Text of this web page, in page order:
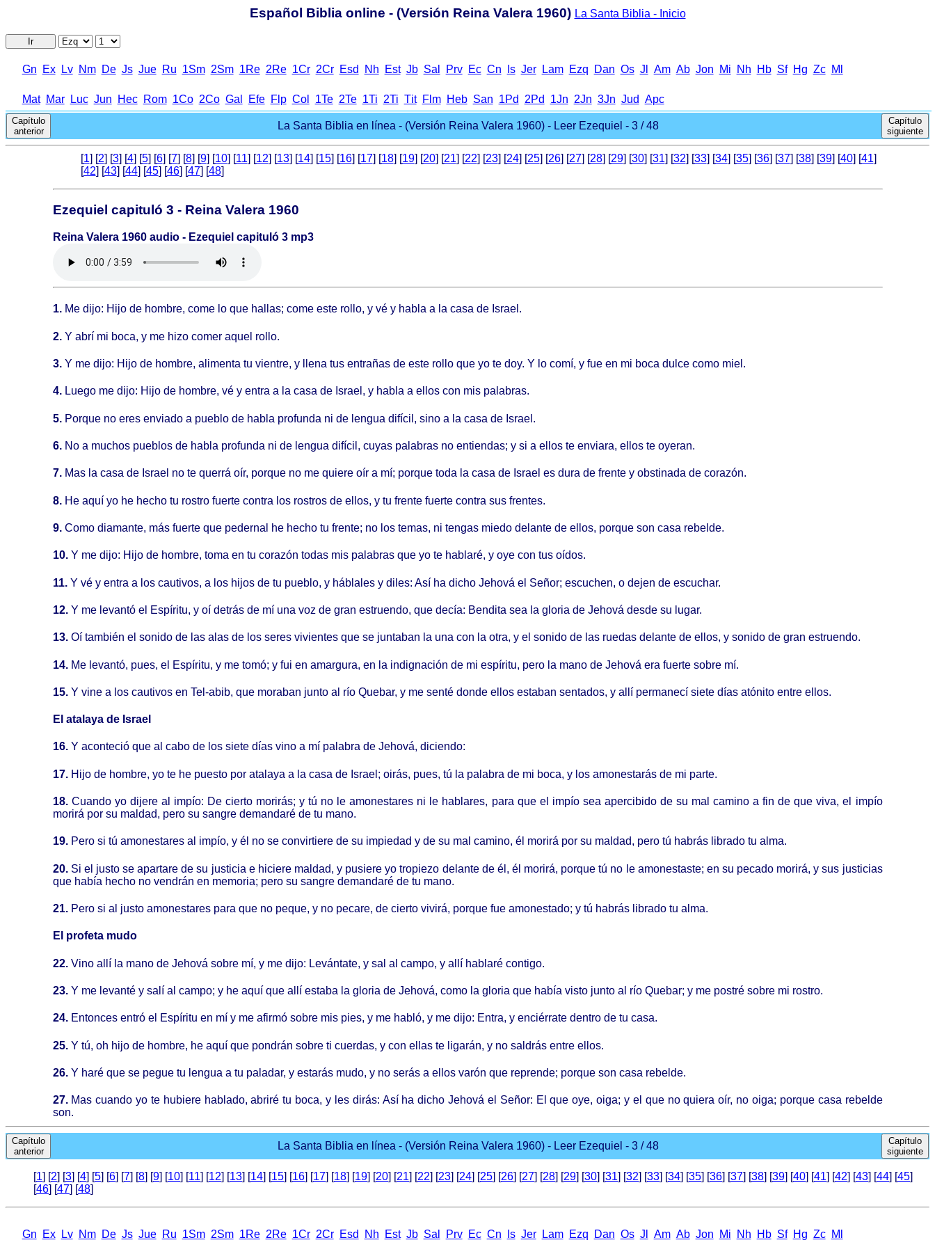
Español Biblia online - (Versión Reina Valera 1960) La Santa Biblia - Inicio
Ir
Gn Ex Lv Nm De Js Jue Ru 1Sm 2Sm 1Re 2Re 1Cr 2Cr Еsd Nh Еst Jb Sal Prv Еc Cn Іs Jer Lam Ezq Dan Оs Jl Аm Ab Jon Mi Nh Hb Sf Hg Zc Ml
Mat Mar Luc Jun Hec Rom 1Co 2Co Gal Efe Flp Col 1Te 2Te 1Ti 2Ti Тit Flm Heb San 1Pd 2Pd 1Jn 2Jn 3Jn Jud Apc
Capítulo
anterior
La Santa Biblia en línea - (Versión Reina Valera 1960) - Leer Ezequiel - 3 / 48
Capítulo
siguiente
[1] [2] [3] [4] [5] [6] [7] [8] [9] [10] [11] [12] [13] [14] [15] [16] [17] [18] [19] [20] [21] [22] [23] [24] [25] [26] [27] [28] [29] [30] [31] [32] [33] [34] [35] [36] [37] [38] [39] [40] [41]
[42] [43] [44] [45] [46] [47] [48]
Ezequiel capituló 3 - Reina Valera 1960
Reina Valera 1960 audio - Ezequiel capituló 3 mp3
1. Me dijo: Hijo de hombre, come lo que hallas; come este rollo, y vé y habla a la casa de Israel.
2. Y abrí mi boca, y me hizo comer aquel rollo.
3. Y me dijo: Hijo de hombre, alimenta tu vientre, y llena tus entrañas de este rollo que yo te doy. Y lo comí, y fue en mi boca dulce como miel.
4. Luego me dijo: Hijo de hombre, vé y entra a la casa de Israel, y habla a ellos con mis palabras.
5. Porque no eres enviado a pueblo de habla profunda ni de lengua difícil, sino a la casa de Israel.
6. No a muchos pueblos de habla profunda ni de lengua difícil, cuyas palabras no entiendas; y si a ellos te enviara, ellos te oyeran.
7. Mas la casa de Israel no te querrá oír, porque no me quiere oír a mí; porque toda la casa de Israel es dura de frente y obstinada de corazón.
8. He aquí yo he hecho tu rostro fuerte contra los rostros de ellos, y tu frente fuerte contra sus frentes.
9. Como diamante, más fuerte que pedernal he hecho tu frente; no los temas, ni tengas miedo delante de ellos, porque son casa rebelde.
10. Y me dijo: Hijo de hombre, toma en tu corazón todas mis palabras que yo te hablaré, y oye con tus oídos.
11. Y vé y entra a los cautivos, a los hijos de tu pueblo, y háblales y diles: Así ha dicho Jehová el Señor; escuchen, o dejen de escuchar.
12. Y me levantó el Espíritu, y oí detrás de mí una voz de gran estruendo, que decía: Bendita sea la gloria de Jehová desde su lugar.
13. Oí también el sonido de las alas de los seres vivientes que se juntaban la una con la otra, y el sonido de las ruedas delante de ellos, y sonido de gran estruendo.
14. Me levantó, pues, el Espíritu, y me tomó; y fui en amargura, en la indignación de mi espíritu, pero la mano de Jehová era fuerte sobre mí.
15. Y vine a los cautivos en Tel-abib, que moraban junto al río Quebar, y me senté donde ellos estaban sentados, y allí permanecí siete días atónito entre ellos.
El atalaya de Israel
16. Y aconteció que al cabo de los siete días vino a mí palabra de Jehová, diciendo:
17. Hijo de hombre, yo te he puesto por atalaya a la casa de Israel; oirás, pues, tú la palabra de mi boca, y los amonestarás de mi parte.
18. Cuando yo dijere al impío: De cierto morirás; y tú no le amonestares ni le hablares, para que el impío sea apercibido de su mal camino a fin de que viva, el impío
morirá por su maldad, pero su sangre demandaré de tu mano.
19. Pero si tú amonestares al impío, y él no se convirtiere de su impiedad y de su mal camino, él morirá por su maldad, pero tú habrás librado tu alma.
20. Si el justo se apartare de su justicia e hiciere maldad, y pusiere yo tropiezo delante de él, él morirá, porque tú no le amonestaste; en su pecado morirá, y sus justicias
que había hecho no vendrán en memoria; pero su sangre demandaré de tu mano.
21. Pero si al justo amonestares para que no peque, y no pecare, de cierto vivirá, porque fue amonestado; y tú habrás librado tu alma.
El profeta mudo
22. Vino allí la mano de Jehová sobre mí, y me dijo: Levántate, y sal al campo, y allí hablaré contigo.
23. Y me levanté y salí al campo; y he aquí que allí estaba la gloria de Jehová, como la gloria que había visto junto al río Quebar; y me postré sobre mi rostro.
24. Entonces entró el Espíritu en mí y me afirmó sobre mis pies, y me habló, y me dijo: Entra, y enciérrate dentro de tu casa.
25. Y tú, oh hijo de hombre, he aquí que pondrán sobre ti cuerdas, y con ellas te ligarán, y no saldrás entre ellos.
26. Y haré que se pegue tu lengua a tu paladar, y estarás mudo, y no serás a ellos varón que reprende; porque son casa rebelde.
27. Mas cuando yo te hubiere hablado, abriré tu boca, y les dirás: Así ha dicho Jehová el Señor: El que oye, oiga; y el que no quiera oír, no oiga; porque casa rebelde
son.
Capítulo
anterior
La Santa Biblia en línea - (Versión Reina Valera 1960) - Leer Ezequiel - 3 / 48
Capítulo
siguiente
[1] [2] [3] [4] [5] [6] [7] [8] [9] [10] [11] [12] [13] [14] [15] [16] [17] [18] [19] [20] [21] [22] [23] [24] [25] [26] [27] [28] [29] [30] [31] [32] [33] [34] [35] [36] [37] [38] [39] [40] [41] [42] [43] [44] [45]
[46] [47] [48]
Gn Ex Lv Nm De Js Jue Ru 1Sm 2Sm 1Re 2Re 1Cr 2Cr Еsd Nh Еst Jb Sal Prv Еc Cn Іs Jer Lam Ezq Dan Оs Jl Аm Ab Jon Mi Nh Hb Sf Hg Zc Ml